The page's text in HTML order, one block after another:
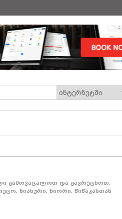
გამოვაცალოთ და გავრეცხოთ.
ნიახური, ნიორი, წიწაკასთან